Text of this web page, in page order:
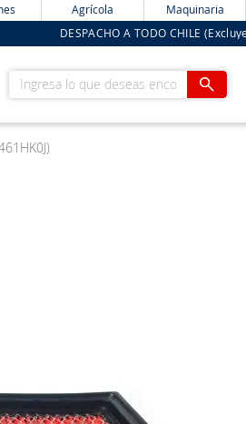
Agrícola Maquinaria
DESPACHO A TODO CHILE
Ingresa lo que deseas encontrar